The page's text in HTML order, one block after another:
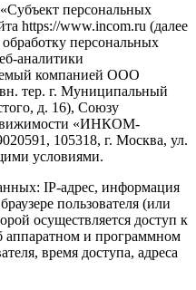
персональных
https://www.incom.ru (далее
персональных
аналитики
компанией ООО
тер. г. Муниципальный
д. 16), Союзу
«ИНКОМ-
105318, г. Москва, ул.
условиями.
IP-адрес, информация
пользователя (или
осуществляется доступ к
аппаратном и программном
время доступа, адреса